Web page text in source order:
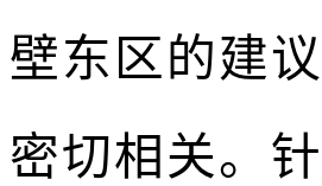
壁东区的建
密切相关。